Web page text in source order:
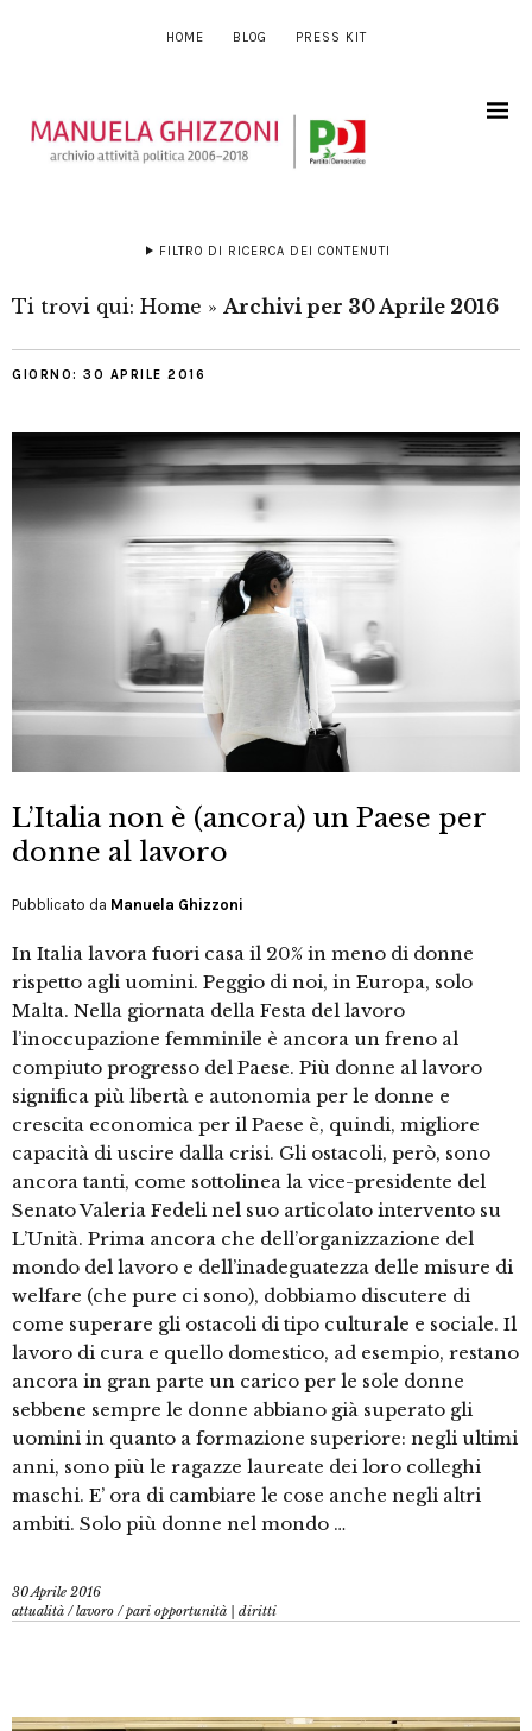
HOME BLOG PRESS KIT
FILTRO DI RICERCA DEI CONTENUTI
Ti trovi qui: Home » Archivi per 30 Aprile 2016
GIORNO: 30 APRILE 2016
L’Italia non è (ancora) un Paese per
donne al lavoro
Pubblicato da Manuela Ghizzoni
In Italia lavora fuori casa il 20% in meno di donne
rispetto agli uomini. Peggio di noi, in Europa, solo
Malta. Nella giornata della Festa del lavoro
l’inoccupazione femminile è ancora un freno al
compiuto progresso del Paese. Più donne al lavoro
significa più libertà e autonomia per le donne e
crescita economica per il Paese è, quindi, migliore
capacità di uscire dalla crisi. Gli ostacoli, però, sono
ancora tanti, come sottolinea la vice-presidente del
Senato Valeria Fedeli nel suo articolato intervento su
L’Unità. Prima ancora che dell’organizzazione del
mondo del lavoro e dell’inadeguatezza delle misure di
welfare (che pure ci sono), dobbiamo discutere di
come superare gli ostacoli di tipo culturale e sociale. Il
lavoro di cura e quello domestico, ad esempio, restano
ancora in gran parte un carico per le sole donne
sebbene sempre le donne abbiano già superato gli
uomini in quanto a formazione superiore: negli ultimi
anni, sono più le ragazze laureate dei loro colleghi
maschi. E’ ora di cambiare le cose anche negli altri
ambiti. Solo più donne nel mondo …
30 Aprile 2016
attualità /lavoro /pari opportunità | diritti